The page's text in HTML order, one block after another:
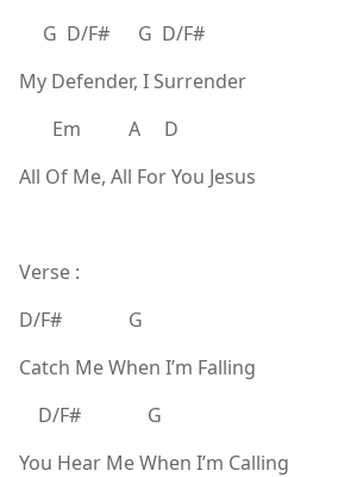
G D/F# G D/F#
My Defender, I Surrender
Em A D
All Of Me, All For You Jesus
Verse :
D/F# G
Catch Me When I’m Falling
D/F# G
You Hear Me When I’m Calling